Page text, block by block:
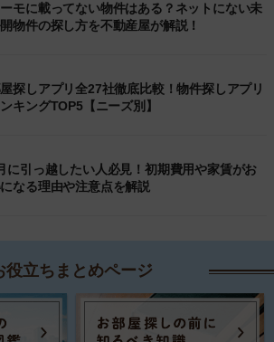
モに載ってない物件はある？ネットにない未
物件の探し方を不動産屋が解説！
探しアプリ全27社徹底比較！物件探しアプリ
キングTOP5【ニーズ別】
に引っ越したい人必見！初期費用や家賃がお
なる理由や注意点を解説
役立ちまとめページ